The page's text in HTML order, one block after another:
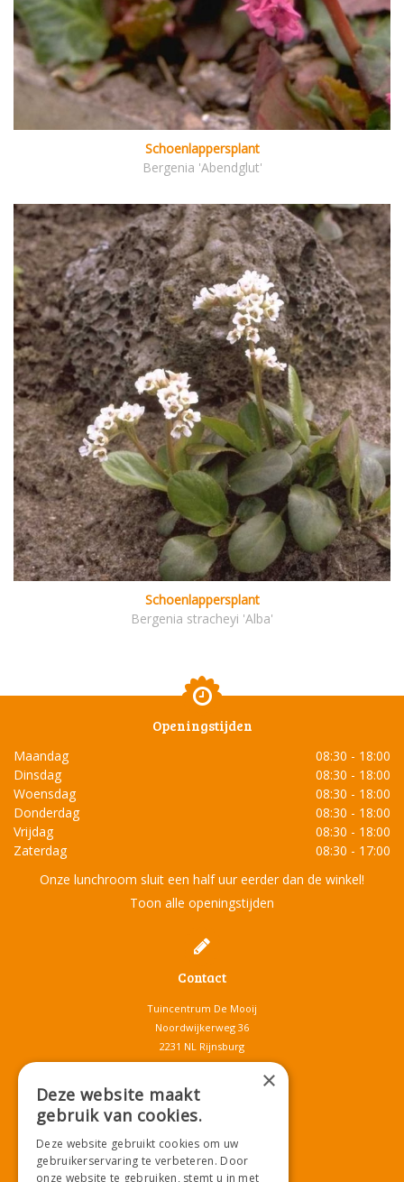
Schoenlappersplant
Bergenia 'Abendglut'
Schoenlappersplant
Bergenia stracheyi 'Alba'
Openingstijden
Maandag
08:30 - 18:00
Dinsdag
08:30 - 18:00
Woensdag
08:30 - 18:00
Donderdag
08:30 - 18:00
Vrijdag
08:30 - 18:00
Zaterdag
08:30 - 17:00
Onze lunchroom sluit een half uur eerder dan de winkel!
Toon alle openingstijden
Contact
Tuincentrum De Mooij
Noordwijkerweg 36
2231 NL Rijnsburg
T.071-4080959
info@tuincentrumdemooij.nl
Download onze App!
×
Deze website maakt
gebruik van cookies.
Deze website gebruikt cookies om uw
gebruikerservaring te verbeteren. Door
onze website te gebruiken, stemt u in met